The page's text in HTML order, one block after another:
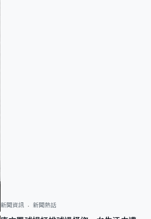
新聞資訊 新聞熱話